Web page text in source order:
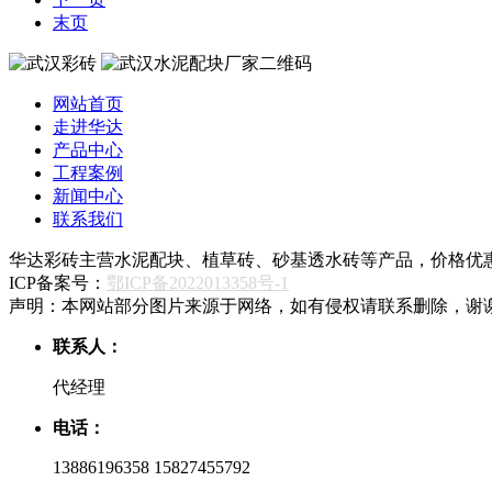
末页
网站首页
走进华达
产品中心
工程案例
新闻中心
联系我们
华达彩砖主营水泥配块、植草砖、砂基透水砖等产品，价格优
ICP备案号： 鄂ICP备2022013358号-1
声明：本网站部分图片来源于网络，如有侵权请联系删除，谢
联系人：
代经理
电话：
13886196358 15827455792